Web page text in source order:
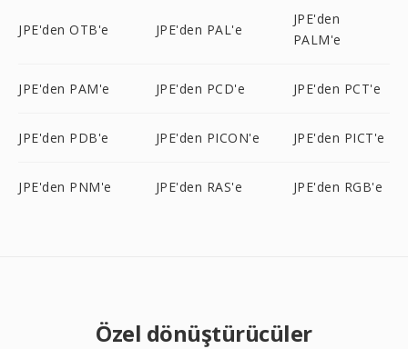
JPE'den OTB'e JPE'den PAL'e
JPE'den
PALM'e
JPE'den PAM'e JPE'den PCD'e JPE'den PCT'e
JPE'den PDB'e JPE'den PICON'e JPE'den PICT'e
JPE'den PNM'e JPE'den RAS'e JPE'den RGB'e
Özel dönüştürücüler